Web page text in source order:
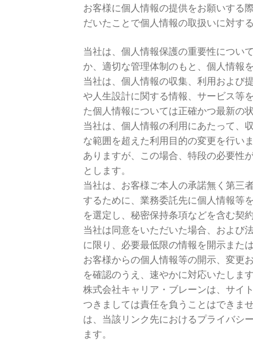
お客様に個人情報の提供をお願いする
だいたことで個人情報の取扱いに対す
当社は、個人情報保護の重要性につい
か、適切な管理体制のもと、個人情報
当社は、個人情報の収集、利用および
や人生設計に関する情報、サービス等
た個人情報については正確かつ最新の
当社は、個人情報の利用にあたって、
な範囲を超えた利用目的の変更を行い
ありますが、この場合、特段の必要性
とします。
当社は、お客様ご本人の承諾無く第三
するために、業務委託先に個人情報等
を選定し、秘密保持条項などを含む契
当社は同意をいただいた場合、および
に限り、必要最低限の情報を開示また
お客様からの個人情報等の開示、変更
を確認のうえ、速やかに対応いたします
株式会社キャリア・ブレーンは、サイ
つきましては責任を負うことはできま
は、当該リンク先におけるプライバシ
ます。